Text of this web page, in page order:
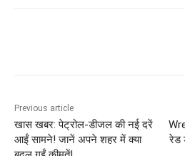
Previous article
खास खबर: पेट्रोल-डीजल की नई दरें
आईं सामने! जानें अपने शहर में क्या
रेड